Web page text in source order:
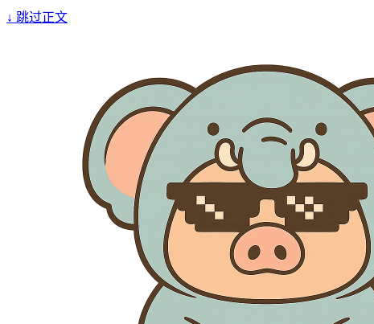
↓ 跳过正文